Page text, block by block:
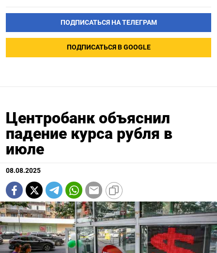
ПОДПИСАТЬСЯ НА ТЕЛЕГРАМ
ПОДПИСАТЬСЯ В GOOGLE
Центробанк объяснил
падение курса рубля в
июле
08.08.2025